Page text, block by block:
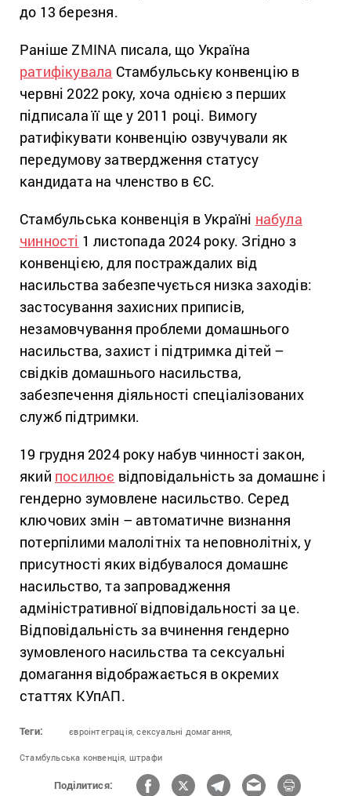
до 13 березня.
Раніше ZMINA писала, що Україна
ратифікувала Стамбульську конвенцію в
червні 2022 року, хоча однією з перших
підписала її ще у 2011 році. Вимогу
ратифікувати конвенцію озвучували як
передумову затвердження статусу
кандидата на членство в ЄС.
Стамбульська конвенція в Україні набула
чинності 1 листопада 2024 року. Згідно з
конвенцією, для постраждалих від
насильства забезпечується низка заходів:
застосування захисних приписів,
незамовчування проблеми домашнього
насильства, захист і підтримка дітей –
свідків домашнього насильства,
забезпечення діяльності спеціалізованих
служб підтримки.
19 грудня 2024 року набув чинності закон,
який посилює відповідальність за домашнє і
гендерно зумовлене насильство. Серед
ключових змін – автоматичне визнання
потерпілими малолітніх та неповнолітніх, у
присутності яких відбувалося домашнє
насильство, та запровадження
адміністративної відповідальності за це.
Відповідальність за вчинення гендерно
зумовленого насильства та сексуальні
домагання відображається в окремих
статтях КУпАП.
Теги: євроінтеграція, сексуальні домагання,
Стамбульська конвенція, штрафи
Поділитися: